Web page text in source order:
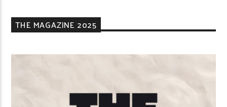
THE MAGAZINE 2025